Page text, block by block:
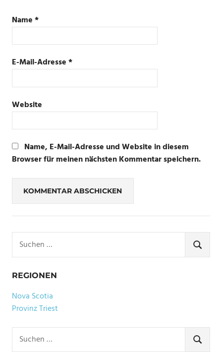
Name*
E-Mail-Adresse*
Website
Name, E-Mail-Adresse und Website in diesem
Browser für meinen nächsten Kommentar speichern.
nach:
SUCHEN
REGIONEN
Nova Scotia
Provinz Triest
nach:
SUCHEN